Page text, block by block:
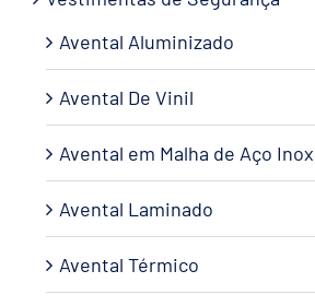
Avental Aluminizado
Avental De Vinil
Avental em Malha de Aço Inox
Avental Laminado
Avental Térmico